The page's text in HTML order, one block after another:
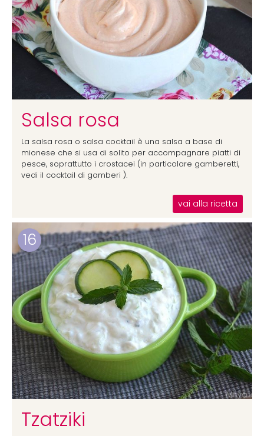
Salsa rosa
La salsa rosa o salsa cocktail è una salsa a base di
mionese che si usa di solito per accompagnare piatti di
pesce, soprattutto i crostacei (in particolare gamberetti,
vedi il cocktail di gamberi ).
vai alla ricetta
16
Tzatziki